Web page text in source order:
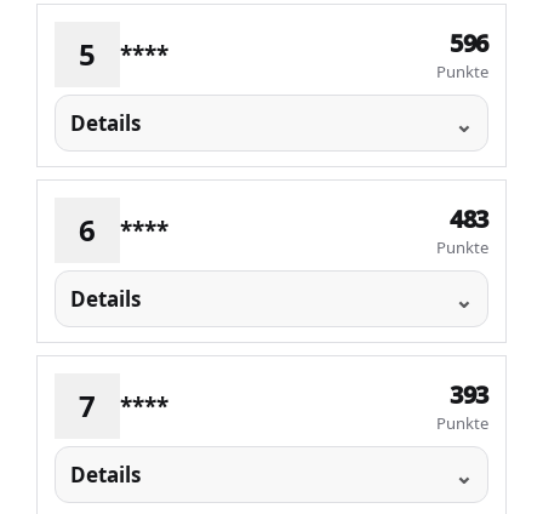
5 **** 596
Punkte
Details
6 **** 483
Punkte
Details
7 **** 393
Punkte
Details